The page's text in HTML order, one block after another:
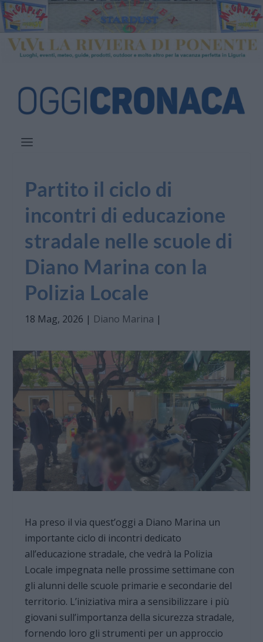
Partito il ciclo di
incontri di educazione
stradale nelle scuole di
Diano Marina con la
Polizia Locale
18 Mag, 2026 | Diano Marina |
Ha preso il via quest’oggi a Diano Marina un
importante ciclo di incontri dedicato
all’educazione stradale, che vedrà la Polizia
Locale impegnata nelle prossime settimane con
gli alunni delle scuole primarie e secondarie del
territorio. L’iniziativa mira a sensibilizzare i più
giovani sull’importanza della sicurezza stradale,
fornendo loro gli strumenti per un approccio